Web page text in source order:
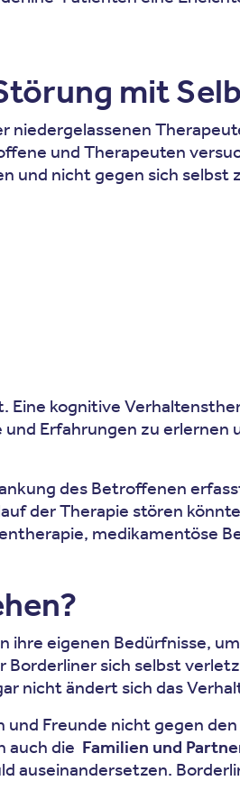
mit
niedergelassenen
und Therapeuten
und nicht gegen sich
kognitive
Erfahrungen zu erlernen
des Betroffenen
der Therapie stören
medikamentöse
ihre eigenen Bedürfnisse,
Borderliner sich selbst
nicht ändert sich das
Freunde nicht gegen
auch die Familien und
auseinandersetzen.